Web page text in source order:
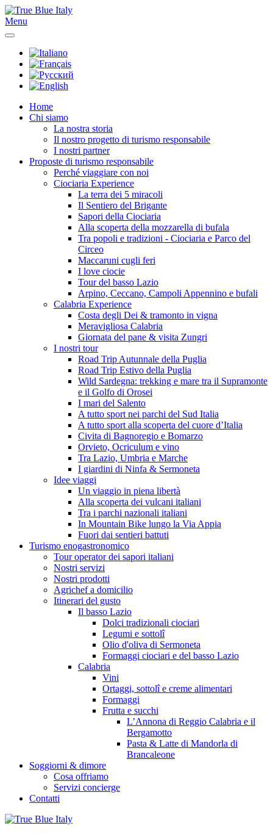
Menu
Home
Chi siamo
La nostra storia
Il nostro progetto di turismo responsabile
I nostri partner
Proposte di turismo responsabile
Perché viaggiare con noi
Ciociaria Experience
La terra dei 5 miracoli
Il Sentiero del Brigante
Sapori della Ciociaria
Alla scoperta della mozzarella di bufala
Tra popoli e tradizioni - Ciociaria e Parco del
Circeo
Maccaruni cugli feri
I love ciocie
Tour del basso Lazio
Arpino, Ceccano, Campoli Appennino e bufali
Calabria Experience
Costa degli Dei & tramonto in vigna
Meravigliosa Calabria
Giornata del pane & visita Zungri
I nostri tour
Road Trip Autunnale della Puglia
Road Trip Estivo della Puglia
Wild Sardegna: trekking e mare tra il Supramonte
e il Golfo di Orosei
I mari del Salento
A tutto sport nei parchi del Sud Italia
A tutto sport alla scoperta del cuore d’Italia
Civita di Bagnoregio e Bomarzo
Orvieto, Ocriculum e vino
Tra Lazio, Umbria e Marche
I giardini di Ninfa & Sermoneta
Idee viaggi
Un viaggio in piena libertà
Alla scoperta dei vulcani italiani
Tra i parchi nazionali italiani
In Mountain Bike lungo la Via Appia
Fuori dai sentieri battuti
Turismo enogastronomico
Tour operator dei sapori italiani
Nostri servizi
Nostri prodotti
Agrichef a domicilio
Itinerari del gusto
Il basso Lazio
Dolci tradizionali ciociari
Legumi e sottolî
Olio d'oliva di Sermoneta
Formaggi ciociari e del basso Lazio
Calabria
Vini
Ortaggi, sottolî e creme alimentari
Formaggi
Frutta e succhi
L’Annona di Reggio Calabria e il
Bergamotto
Pasta & Latte di Mandorla di
Brancaleone
Soggiorni & dimore
Cosa offriamo
Servizi concierge
Contatti